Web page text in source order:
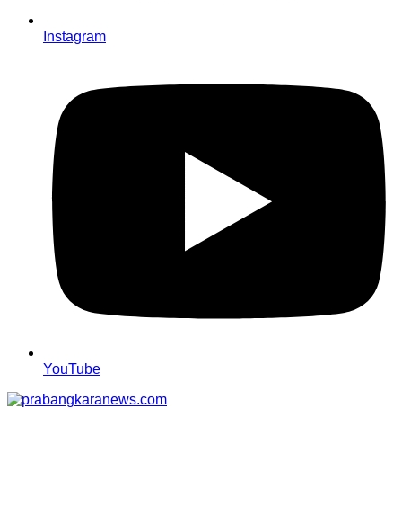
Instagram
YouTube